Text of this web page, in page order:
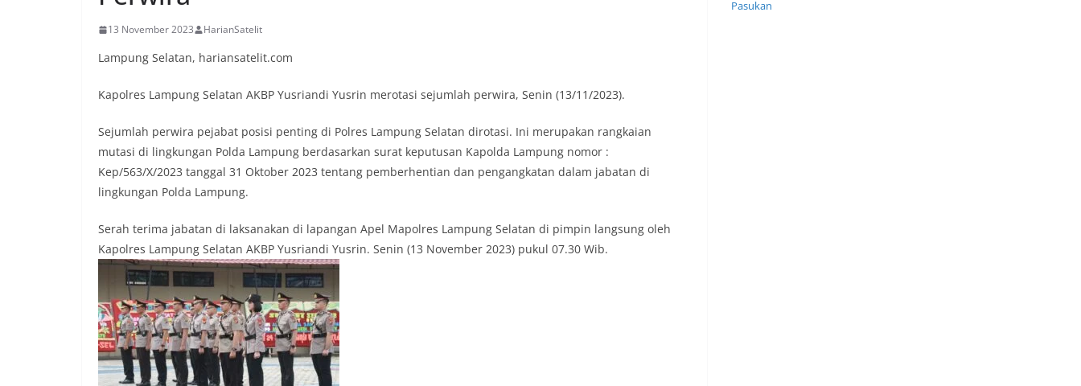
13 November 2023 HarianSatelit
Lampung Selatan, hariansatelit.com
Kapolres Lampung Selatan AKBP Yusriandi Yusrin merotasi sejumlah perwira, Senin (13/11/2023).
Sejumlah perwira pejabat posisi penting di Polres Lampung Selatan dirotasi. Ini merupakan rangkaian
mutasi di lingkungan Polda Lampung berdasarkan surat keputusan Kapolda Lampung nomor :
Kep/563/X/2023 tanggal 31 Oktober 2023 tentang pemberhentian dan pengangkatan dalam jabatan di
lingkungan Polda Lampung.
Serah terima jabatan di laksanakan di lapangan Apel Mapolres Lampung Selatan di pimpin langsung oleh
Kapolres Lampung Selatan AKBP Yusriandi Yusrin. Senin (13 November 2023) pukul 07.30 Wib.
Pasukan